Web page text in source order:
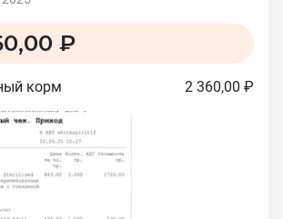
₽
корм 2 360,00 ₽